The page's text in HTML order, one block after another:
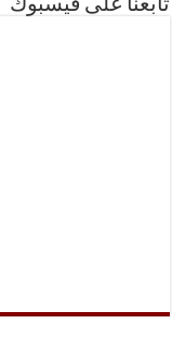
تابعنا على فيسبوك